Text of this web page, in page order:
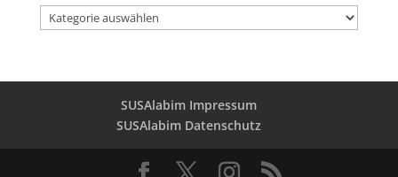
SUSAlabim
kategorien
SUSAlabim Impressum
SUSAlabim Datenschutz